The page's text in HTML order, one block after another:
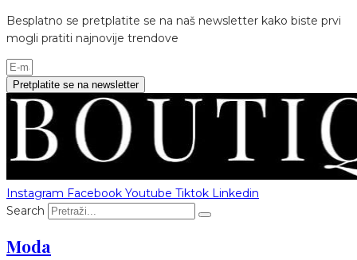
Besplatno se pretplatite se na naš newsletter kako biste prvi
mogli pratiti najnovije trendove
Pretplatite se na newsletter
Instagram Facebook Youtube Tiktok Linkedin
Search
Moda